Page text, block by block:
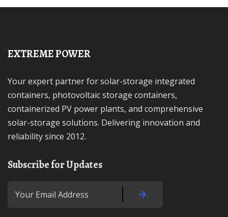
EXTREME POWER
Your expert partner for solar-storage integrated
containers, photovoltaic storage containers,
containerized PV power plants, and comprehensive
solar-storage solutions. Delivering innovation and
reliability since 2012.
Subscribe for Updates